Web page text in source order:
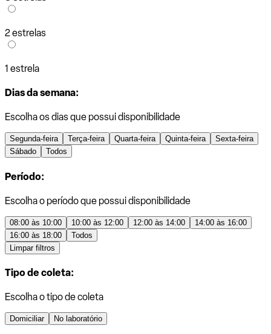
2 estrelas
1 estrela
Dias da semana:
Escolha os dias que possui disponibilidade
Segunda-feira Terça-feira Quarta-feira Quinta-feira
Sexta-feira
Sábado
Todos
Período:
Escolha o período que possui disponibilidade
08:00 às 10:00 10:00 às 12:00 12:00 às 14:00
14:00 às 16:00
16:00 às 18:00
Todos
Limpar filtros
Tipo de coleta:
Escolha o tipo de coleta
Domiciliar No laboratório